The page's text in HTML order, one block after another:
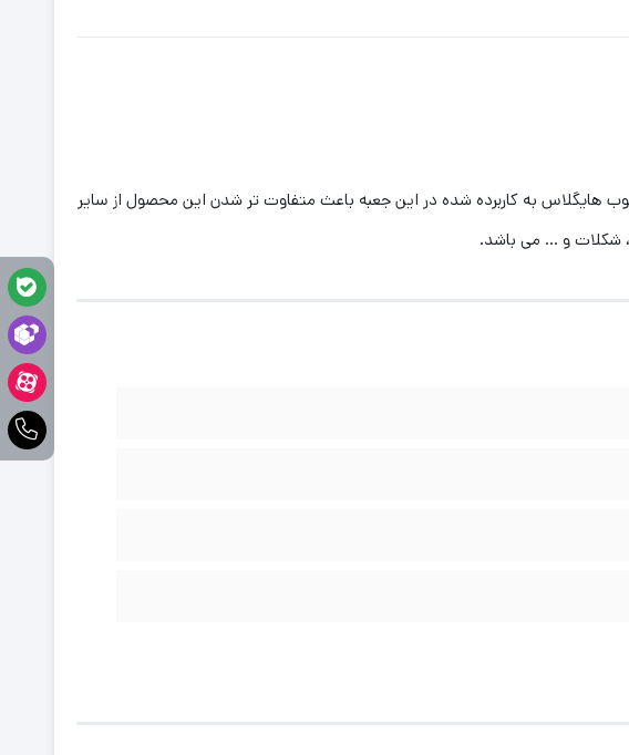
هایگلاس به کاربرده شده در این جعبه باعث متفاوت تر شدن این محصول از سایر
شکلات و … می باشد.